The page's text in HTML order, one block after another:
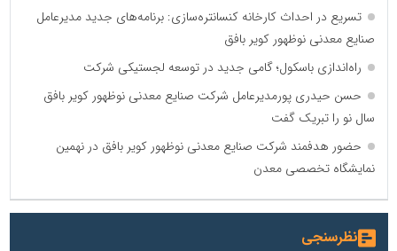
تسریع در احداث کارخانه کنسانتره‌سازی: برنامه‌های جدید مدیرعامل
صنایع معدنی نوظهور کویر بافق
راه‌اندازی باسکول؛ گامی جدید در توسعه لجستیکی شرکت
حسن حیدری پورمدیرعامل شرکت صنایع معدنی نوظهور کویر بافق
سال نو را تبریک گفت
حضور هدفمند شرکت صنایع معدنی نوظهور کویر بافق در نهمین
نمایشگاه تخصصی معدن
نظرسنجی